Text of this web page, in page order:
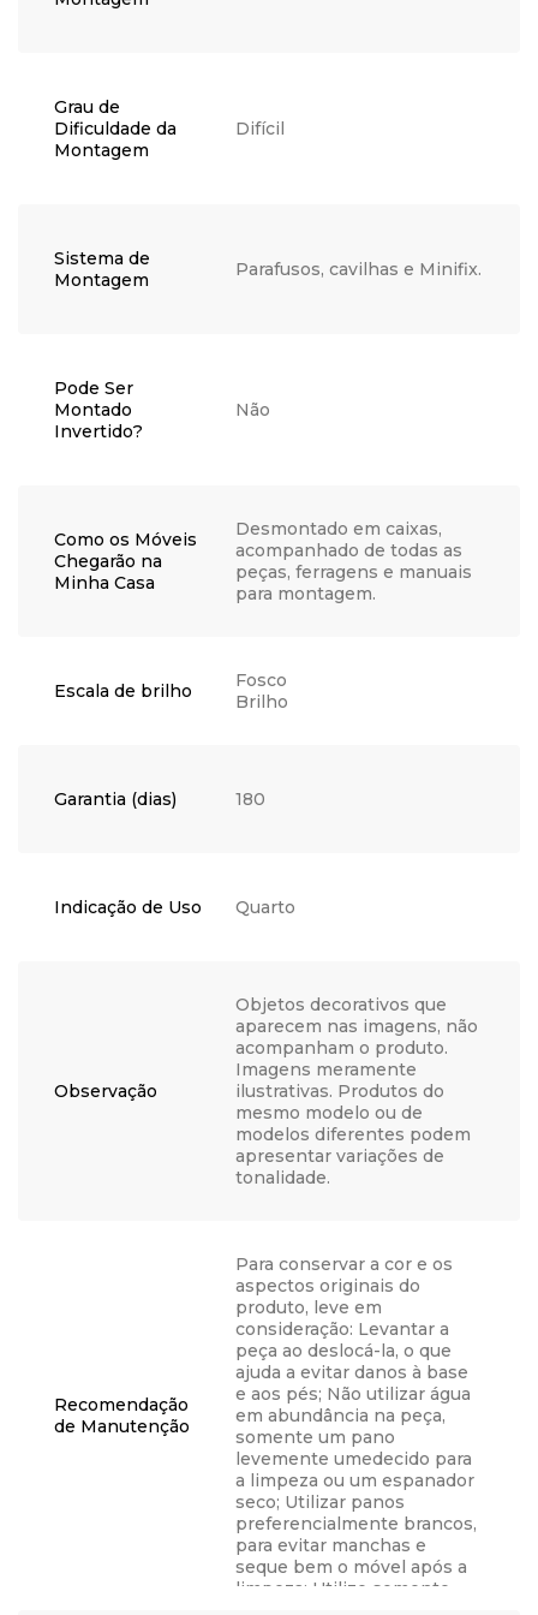
Grau de
Dificuldade da
Montagem
Difícil
Sistema de
Montagem
Parafusos, cavilhas e Minifix.
Pode Ser
Montado
Invertido?
Não
Como os Móveis
Chegarão na
Minha Casa
Desmontado em caixas,
acompanhado de todas as
peças, ferragens e manuais
para montagem.
Escala de brilho
Fosco
Brilho
Garantia (dias) 180
Indicação de Uso Quarto
Observação
Objetos decorativos que
aparecem nas imagens, não
acompanham o produto.
Imagens meramente
ilustrativas. Produtos do
mesmo modelo ou de
modelos diferentes podem
apresentar variações de
tonalidade.
Recomendação
de Manutenção
Para conservar a cor e os
aspectos originais do
produto, leve em
consideração: Levantar a
peça ao deslocá-la, o que
ajuda a evitar danos à base
e aos pés; Não utilizar água
em abundância na peça,
somente um pano
levemente umedecido para
a limpeza ou um espanador
seco; Utilizar panos
preferencialmente brancos,
para evitar manchas e
seque bem o móvel após a
limpeza; Utilize somente